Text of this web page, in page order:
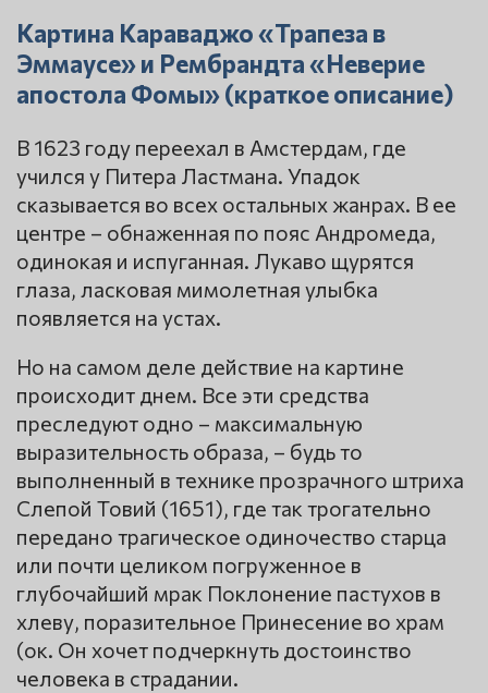
Картина Караваджо «Трапеза в
Эммаусе» и Рембрандта «Неверие
апостола Фомы» (краткое описание)
В 1623 году переехал в Амстердам, где
учился у Питера Ластмана. Упадок
сказывается во всех остальных жанрах. В ее
центре – обнаженная по пояс Андромеда,
одинокая и испуганная. Лукаво щурятся
глаза, ласковая мимолетная улыбка
появляется на устах.
Но на самом деле действие на картине
происходит днем. Все эти средства
преследуют одно – максимальную
выразительность образа, – будь то
выполненный в технике прозрачного штриха
Слепой Товий (1651), где так трогательно
передано трагическое одиночество старца
или почти целиком погруженное в
глубочайший мрак Поклонение пастухов в
хлеву, поразительное Принесение во храм
(ок. Он хочет подчеркнуть достоинство
человека в страдании.